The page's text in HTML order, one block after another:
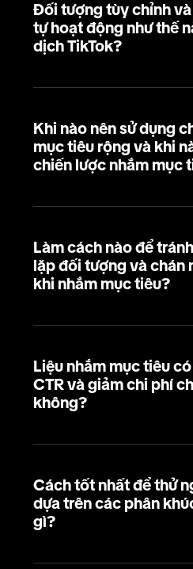
Đối tượng tùy chỉnh
tự hoạt động như thế
dịch TikTok?
Khi nào nên sử dụng
mục tiêu rộng và khi
chiến lược nhắm mục
Làm cách nào để
lặp đối tượng và chán
khi nhắm mục tiêu?
Liệu nhắm mục tiêu
CTR và giảm chi phí
không?
Cách tốt nhất để thử
dựa trên các phân
gì?